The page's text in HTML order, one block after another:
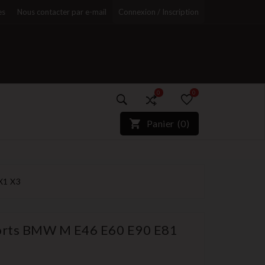
Nous contacter par e-mail Connexion / Inscription
0
)*}
0
Panier (0)
X3
BMW M E46 E60 E90 E81